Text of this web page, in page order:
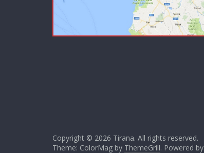
Copyright © 2026 Tirana. All rights reserved.
Theme: ColorMag by ThemeGrill. Powered by